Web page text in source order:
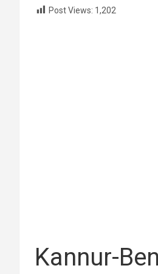
Post Views: 1,202
Kannur-